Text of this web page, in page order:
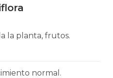
la planta, frutos.
normal.